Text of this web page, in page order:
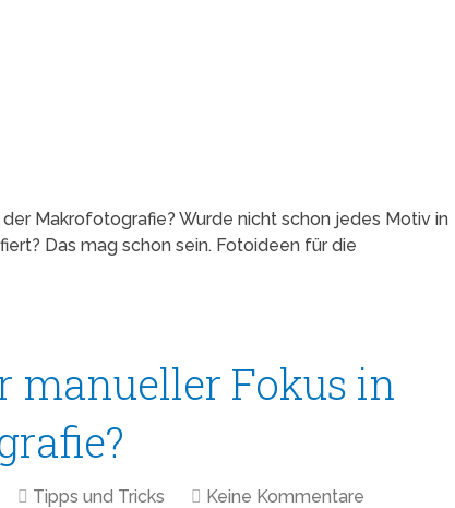
Makrofotografie? Wurde nicht schon jedes Motiv in
Das mag schon sein. Fotoideen für die
manueller Fokus in
Tipps und Tricks Keine Kommentare